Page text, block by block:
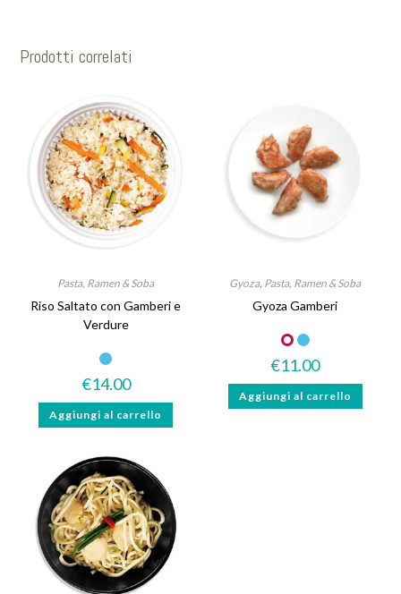
Prodotti correlati
Pasta, Ramen & Soba
Riso Saltato con Gamberi e
Verdure
€14.00
Aggiungi al carrello
Gyoza, Pasta, Ramen & Soba
Gyoza Gamberi
€11.00
Aggiungi al carrello